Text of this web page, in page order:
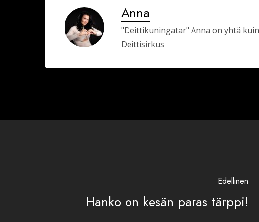
Anna
"Deittikuningatar" Anna on yhtä kuin
Deittisirkus
Edellinen
Hanko on kesän paras tärppi!